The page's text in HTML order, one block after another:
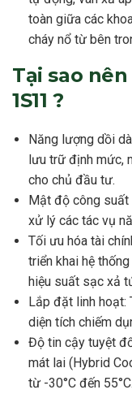
toàn giữa các
cháy nổ từ bên
Tại sao nên
1S11 ?
Năng lượng dồi
lưu trữ định mức,
cho chủ đầu tư.
Mật độ công suất
xử lý các tác vụ
Tối ưu hóa tài
triển khai hệ
hiệu suất sạc xả
Lắp đặt linh hoạt:
diện tích chiếm
Độ tin cậy tuyệt
mát lai (Hybrid
từ -30°C đến 55°C.